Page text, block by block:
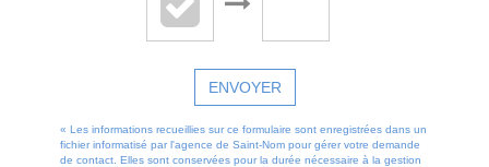
ENVOYER
« Les informations recueillies sur ce formulaire sont enregistrées dans un
fichier informatisé par l'agence de Saint-Nom pour gérer votre demande
de contact. Elles sont conservées pour la durée nécessaire à la gestion